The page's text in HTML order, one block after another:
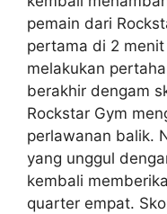
pemain dari
pertama di 2
melakukan
berakhir dengam
Rockstar Gym
perlawanan balik.
yang unggul
kembali
quarter empat.